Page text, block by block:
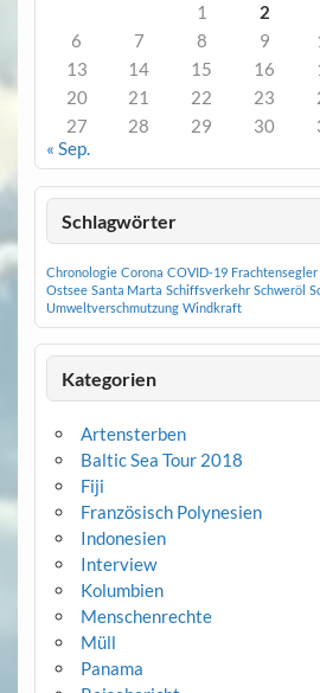
1 2
6
7 8 9
13
14 15 16
20
21 22 23
27
28 29 30
« Sep.
Schlagwörter
Chronologie Corona COVID-19 Frachtensegler
Ostsee Santa Marta Schiffsverkehr Schweröl
Umweltverschmutzung Windkraft
Kategorien
Artensterben
Baltic Sea Tour 2018
Fiji
Französisch Polynesien
Indonesien
Interview
Kolumbien
Menschenrechte
Müll
Panama